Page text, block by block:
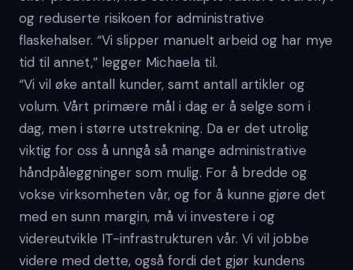
og reduserte risikoen for administrative
flaskehalser. “Vi slipper manuelt arbeid og har mye
tid til annet,” legger Michaela til.
“Vi vil øke antall kunder, samt antall artikler og
volum. Vårt primære mål i dag er å selge som i
dag, men i større utstrekning. Da er det utrolig
viktig for oss å unngå så mange administrative
håndpåleggninger som mulig. For å bredde og
vokse virksomheten vår, og for å kunne gjøre det
med en sunn margin, må vi investere i og
videreutvikle IT-infrastrukturen vår. Vi vil jobbe
videre med dette, også fordi det gjør kundens